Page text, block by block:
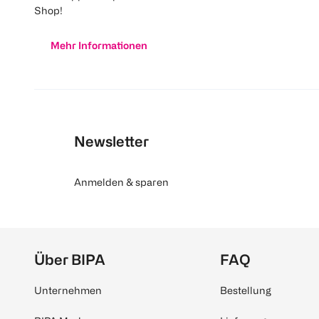
Shop!
Mehr Informationen
Newsletter
Anmelden & sparen
Über BIPA
Unternehmen
FAQ
Bestellung